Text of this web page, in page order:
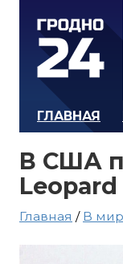
ГЛАВНАЯ
В США
Leopard
Главная / В